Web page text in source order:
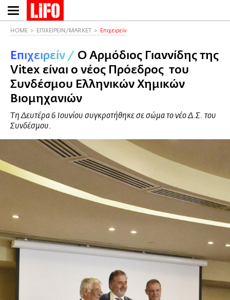
Παράκαμψη
προς
περιεχόμενο
HOME ΕΠΙΧΕΙΡΕΙΝ/MARKET Επιχειρείν
Επιχειρείν / Ο Αρμόδιος Γιαννίδης της
Vitex είναι ο νέος Πρόεδρος του
Συνδέσμου Ελληνικών Χημικών
Βιομηχανιών
Τη Δευτέρα 6 Ιουνίου συγκροτήθηκε σε σώμα το νέο Δ.Σ. του
Συνδέσμου.